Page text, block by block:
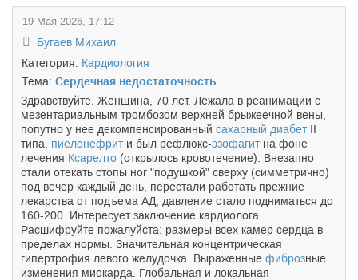
19 Мая 2026, 17:12
Бугаев Михаил
Категория: Кардиология
Тема: Сердечная недостаточность
Здравствуйте. Женщина, 70 лет. Лежала в реанимации с
мезентариальным тромбозом верхней брыжеечной вены,
попутно у нее декомпенсированный сахарный диабетII
типа, пиелонефрити был рефлюкс-эзофагитна фоне
лечения Ксарелто (открылось кровотечение). Внезапно
стали отекать стопы ног "подушкой" сверху (симметрично)
под вечер каждый день, перестали работать прежние
лекарства от подъема АД, давление стало подниматься до
160-200. Интересует заключение кардиолога.
Расшифруйте пожалуйста: размеры всех камер сердца в
пределах нормы. Значительная концентрическая
гипертрофия левого желудочка. Выраженные фиброзные
изменения миокарда. Глобальная и локальная